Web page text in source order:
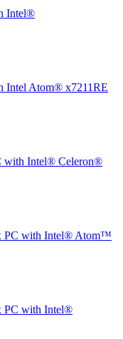
Intel®
Intel Atom® x7211RE
with Intel® Celeron®
PC with Intel® Atom™
PC with Intel®